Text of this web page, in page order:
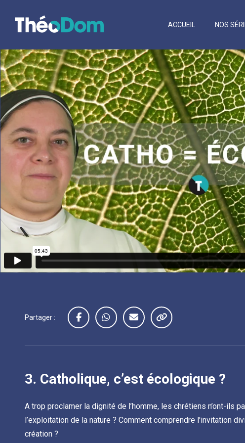
ACCUEIL NOS
Partager :
3. Catholique, c’est écologique ?
A trop proclamer la dignité de l’homme, les chrétiens n’ont-ils
l’exploitation de la nature ? Comment comprendre l'invitation
création ?